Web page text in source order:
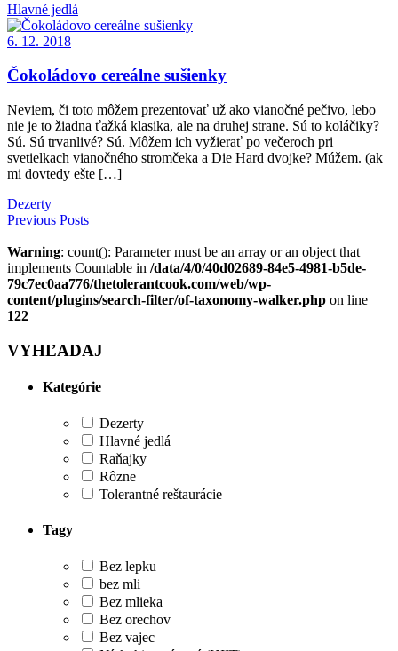
Hlavné jedlá
6. 12. 2018
Čokoládovo cereálne sušienky
Neviem, či toto môžem prezentovať už ako vianočné pečivo, lebo
nie je to žiadna ťažká klasika, ale na druhej strane. Sú to koláčiky?
Sú. Sú trvanlivé? Sú. Môžem ich vyžierať po večeroch pri
svetielkach vianočného stromčeka a Die Hard dvojke? Múžem. (ak
mi dovtedy ešte […]
Dezerty
Previous Posts
Warning: count(): Parameter must be an array or an object that
implements Countable in /data/4/0/40d02689-84e5-4981-b5de-
79c7ec0aa776/thetolerantcook.com/web/wp-
content/plugins/search-filter/of-taxonomy-walker.php on line
122
VYHĽADAJ
Kategórie
Dezerty
Hlavné jedlá
Raňajky
Rôzne
Tolerantné reštaurácie
Tagy
Bez lepku
bez mli
Bez mlieka
Bez orechov
Bez vajec